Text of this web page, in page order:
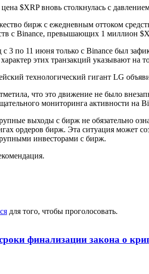
$XRP вновь столкнулась с
бирж с ежедневным оттоком
с Binance, превышающих 1 миллион
3 по 11 июня только с Binance был
этих транзакций указывают на
технологический гигант LG
что это движение не было
мониторинга активности на
выходы с бирж не обязательно
ордеров бирж. Эта ситуация может
инвесторами с бирж.
для того, чтобы проголосовать.
финализации закона о